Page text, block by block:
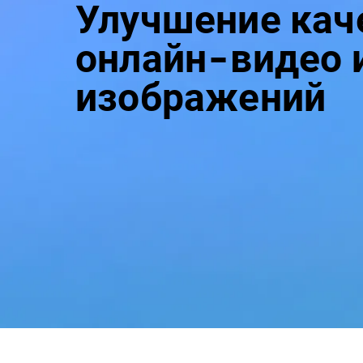
Улучшение
онлайн-видео
изображений